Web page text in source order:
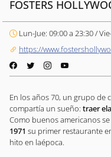
FOSTERS
Lun-Jue: 09:00 a 23:30 /
https://
En los años 70, un grupo de
compartía un sueño: traer
Como buenos americanos
1971 su primer restaurante
hito en laépoca.